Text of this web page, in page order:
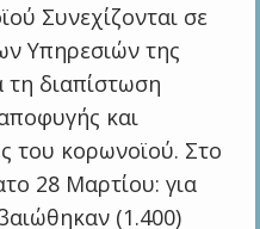
Συνεχίζονται σε
Υπηρεσιών της
τη διαπίστωση
και
του κορωνοϊού. Στο
28 Μαρτίου: για
(1.400)